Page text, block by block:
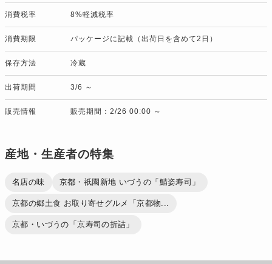
消費税率 8%軽減税率
消費期限 パッケージに記載（出荷日を含めて2日）
保存方法 冷蔵
出荷期間 3/6 ～
販売情報 販売期間：2/26 00:00 ～
産地・生産者の特集
名店の味 京都・祇園新地 いづうの「鯖姿寿司」
京都の郷土食 お取り寄せグルメ「京都物...
京都・いづうの「京寿司の折詰」